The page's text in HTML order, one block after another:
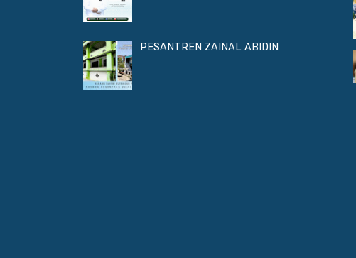
PESANTREN ZAINAL ABIDIN